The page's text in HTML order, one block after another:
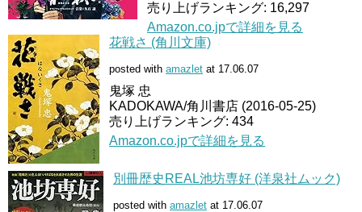
売り上げランキング: 16,297
Amazon.co.jpで詳細を見る
花戦さ (角川文庫)
posted with amazlet at 17.06.07
鬼塚 忠
KADOKAWA/角川書店 (2016-05-25)
売り上げランキング: 434
Amazon.co.jpで詳細を見る
別冊歴史REAL池坊専好 (洋泉社ムック)
posted with amazlet at 17.06.07